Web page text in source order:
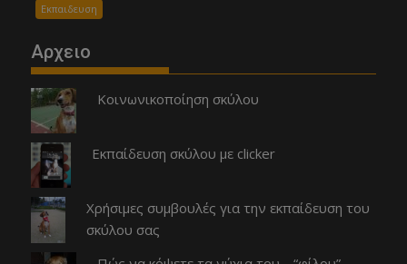
Εκπαιδευση
Αρχειο
Κοινωνικοποίηση σκύλου
Εκπαίδευση σκύλου με clicker
Χρήσιμες συμβουλές για την εκπαίδευση του
σκύλου σας